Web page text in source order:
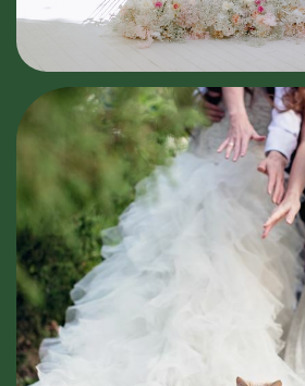
Мы учтём всё ваши пожелания;
цели и задачи; особенности
площадки; социальный статус
Проработав каждую деталь, мы
сделаем так, что ваш проект будет
на высоте!